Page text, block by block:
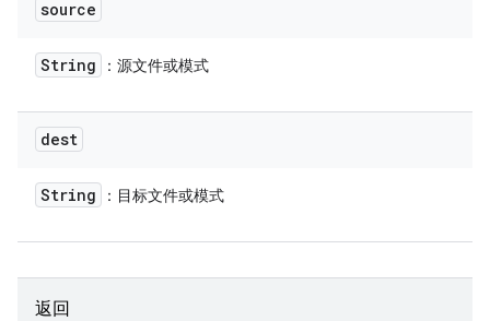
source
String ：源文件或模式
dest
String ：目标文件或模式
返回